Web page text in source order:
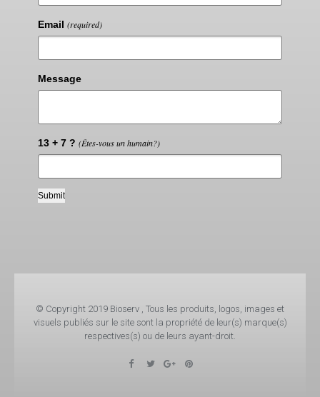
Email (required)
Message
13 + 7 ? (Êtes-vous un humain?)
© Copyright 2019 Bioserv , Tous les produits, logos, images et
visuels publiés sur le site sont la propriété de leur(s) marque(s)
respectives(s) ou de leurs ayant-droit.